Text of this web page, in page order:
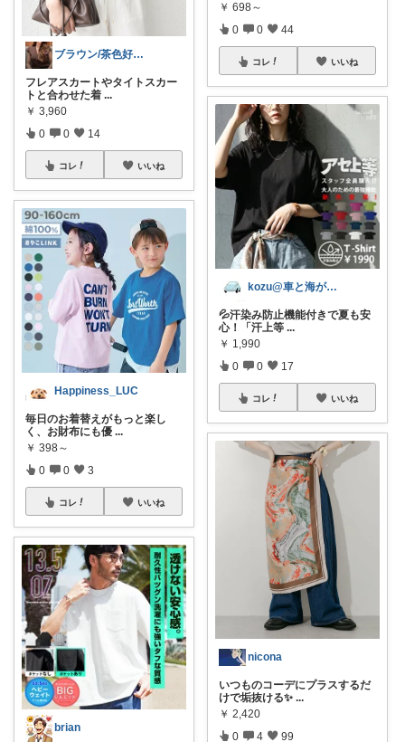
ブラウン/茶色好き🤎ノブたん
フレアスカートやタイトスカー
トと合わせた着 ...
￥ 3,960
0 0 14
コレ いいね
Happiness_LUC
毎日のお着替えがもっと楽し
く、お財布にも優 ...
￥ 398～
0 0 3
コレ いいね
brian
￥ 698～
0 0 44
コレ いいね
kozu@車と海が好き
​💦汗染み防止機能付きで夏も安
心！「汗上等 ...
￥ 1,990
0 0 17
コレ いいね
nicona
いつものコーデにプラスするだ
けで垢抜ける✨ ...
￥ 2,420
0 4 99